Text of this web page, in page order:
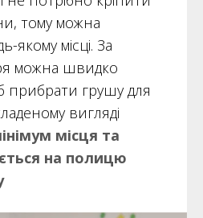
тому можна
якому місці. За
можна швидко
прибрати грушу для
вигляді
місця та
на полицю